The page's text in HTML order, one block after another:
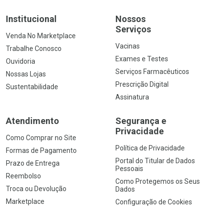
Institucional
Venda No Marketplace
Trabalhe Conosco
Ouvidoria
Nossas Lojas
Sustentabilidade
Nossos
Serviços
Vacinas
Exames e Testes
Serviços Farmacêuticos
Prescrição Digital
Assinatura
Atendimento
Como Comprar no Site
Formas de Pagamento
Prazo de Entrega
Reembolso
Troca ou Devolução
Marketplace
Segurança e
Privacidade
Política de Privacidade
Portal do Titular de Dados
Pessoais
Como Protegemos os Seus
Dados
Configuração de Cookies